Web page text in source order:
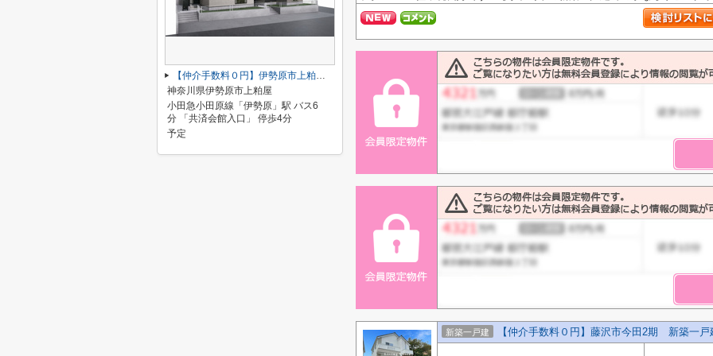
新築一戸建 【仲介手数料０円】藤沢市今田2期 新築一戸
【仲介手数料０円】伊勢原市上粕屋第2期 新築一戸建て 1号棟 全2棟
神奈川県伊勢原市上粕屋
小田急小田原線「伊勢原」駅 バス6
分 「共済会館入口」 停歩4分
予定